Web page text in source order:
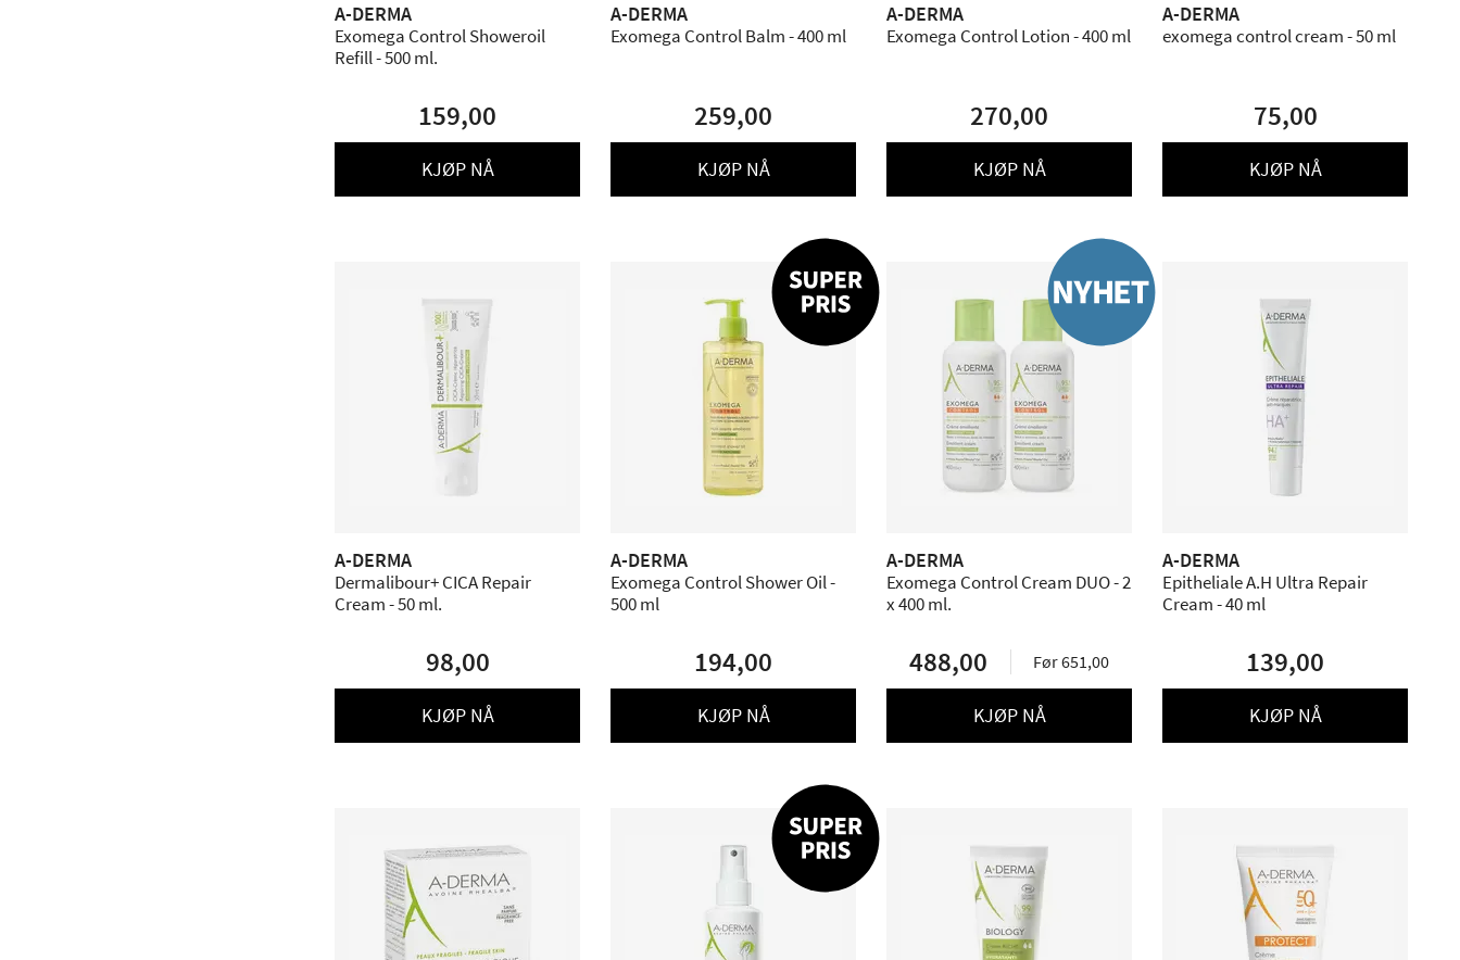
A-DERMA
Exomega Control Showeroil
Refill - 500 ml.
159,00
KJØP NÅ
A-DERMA
Exomega Control Balm - 400 ml
259,00
KJØP NÅ
A-DERMA
Exomega Control Lotion - 400 ml
270,00
KJØP NÅ
A-DERMA
exomega control cream - 50 ml
75,00
KJØP NÅ
A-DERMA
Dermalibour+ CICA Repair
Cream - 50 ml.
98,00
KJØP NÅ
A-DERMA
Exomega Control Shower Oil -
500 ml
194,00
KJØP NÅ
A-DERMA
Exomega Control Cream DUO - 2
x 400 ml.
488,00 Før 651,00
KJØP NÅ
A-DERMA
Epitheliale A.H Ultra Repair
Cream - 40 ml
139,00
KJØP NÅ